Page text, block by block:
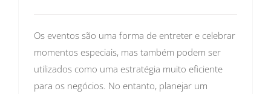
Os eventos são uma forma de entreter e celebrar
momentos especiais, mas também podem ser
utilizados como uma estratégia muito eficiente
para os negócios. No entanto, planejar um